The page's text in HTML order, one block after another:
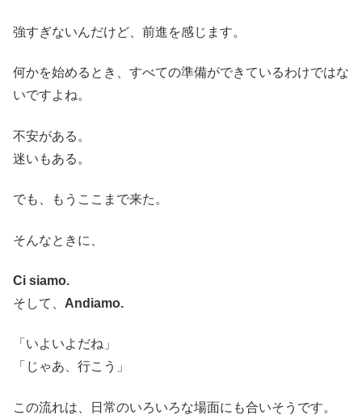
強すぎないんだけど、前進を感じます。
何かを始めるとき、すべての準備ができているわけではな
いですよね。
不安がある。
迷いもある。
でも、もうここまで来た。
そんなときに、
Ci siamo.
そして、 Andiamo.
「いよいよだね」
「じゃあ、行こう」
この流れは、日常のいろいろな場面にも合いそうです。